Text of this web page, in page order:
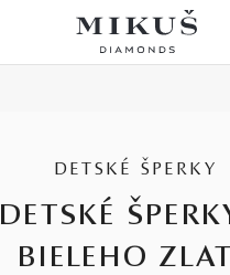
DETSKÉ ŠPERKY
DETSKÉ
BIELEHO